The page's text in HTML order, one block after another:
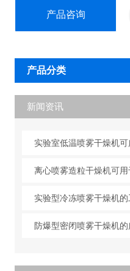
产品咨询
产品分类
新闻资讯
实验室低温喷雾干燥机
离心喷雾造粒干燥机可用
实验型冷冻喷雾干燥机
防爆型密闭喷雾干燥机的